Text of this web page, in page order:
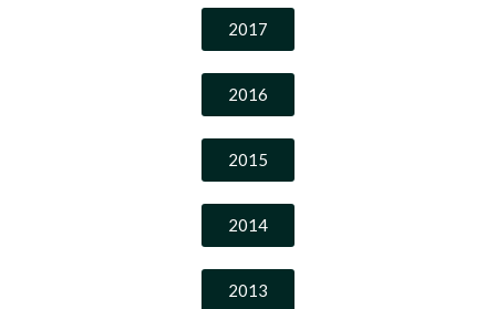
2017
2016
2015
2014
2013